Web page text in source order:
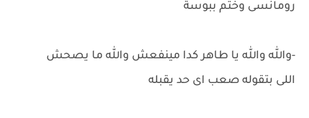
رومانسى وختم ببوسة
-والله والله يا طاهر كدا مينفعش والله ما يصحش
اللى بتقوله صعب اى حد يقبله